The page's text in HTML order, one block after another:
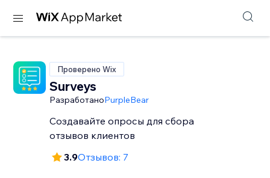
Проверено Wix
Surveys
РазработаноPurpleBear
Создавайте опросы для сбора
отзывов клиентов
3.9Отзывов: 7